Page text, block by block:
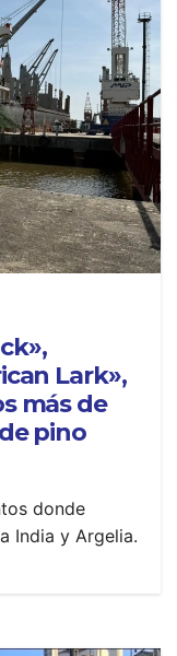
Lark»,
más de
pino
donde
India y Argelia.